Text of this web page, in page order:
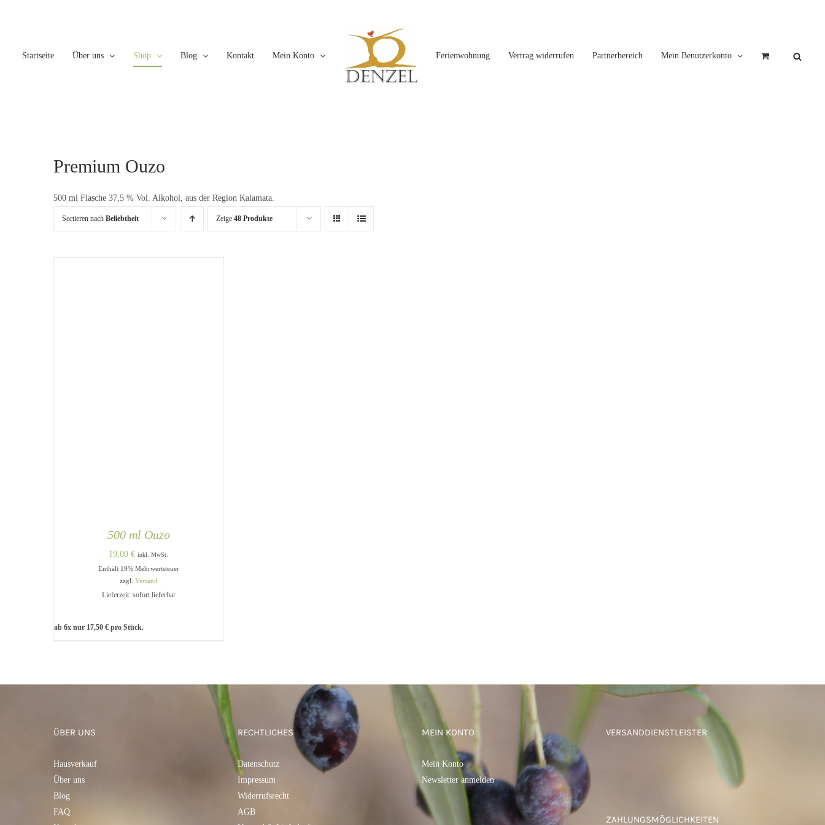
Startseite
Über uns Shop Blog Kontakt Mein Konto Ferienwohnung Vertrag widerrufen Partnerbereich Mein Benutzerkonto
Premium Ouzo
500 ml Flasche 37,5 % Vol. Alkohol, aus der Region Kalamata.
Sortieren nach Beliebtheit Zeige 48 Produkte
IN DEN WARENKORB
500 ml Ouzo
19,00€ inkl. MwSt.
Enthält 19% Mehrwertsteuer
zzgl. Versand
Lieferzeit: sofort lieferbar
ab 6x nur 17,50 € pro Stück.
ÜBER UNS
Hausverkauf
Über uns
Blog
FAQ
RECHTLICHES
Datenschutz
Impressum
Widerrufsrecht
AGB
MEIN KONTO
Mein Konto
Newsletter anmelden
VERSANDDIENSTLEISTER
ZAHLUNGSMÖGLICHKEITEN